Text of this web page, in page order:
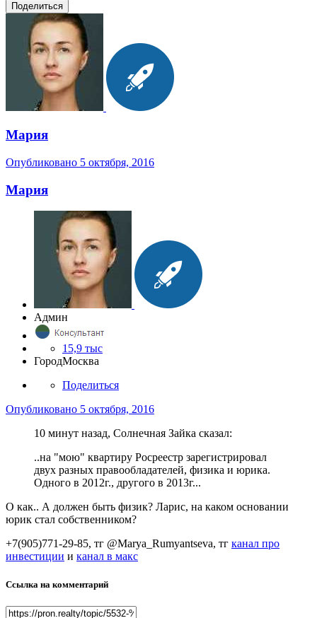
Поделиться
Мария
Опубликовано 5 октября, 2016
Мария
Админ
15,9 тыс
ГородМосква
Поделиться
Опубликовано 5 октября, 2016
10 минут назад, Солнечная Зайка сказал:
..на "мою" квартиру Росреестр зарегистрировал
двух разных правообладателей, физика и юрика.
Одного в 2012г., другого в 2013г...
О как.. А должен быть физик? Ларис, на каком основании
юрик стал собственником?
+7(905)771-29-85, тг @Marya_Rumyantseva, тг канал про
инвестиции и канал в макс
Ссылка на комментарий